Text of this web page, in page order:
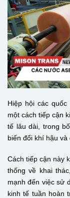
Hiệp hội các
một cách tiếp cận
tế lâu dài, trong
biến đổi khí hậu và
Cách tiếp cận này
thống về khai
mạnh đến việc sử
kinh tế tuần hoàn